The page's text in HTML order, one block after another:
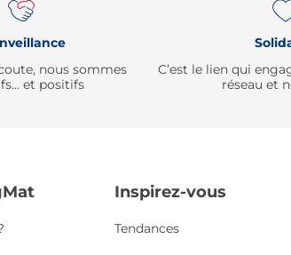
nous sommes
et positifs
C’est le lien qui
réseau et
Inspirez-vous
Tendances